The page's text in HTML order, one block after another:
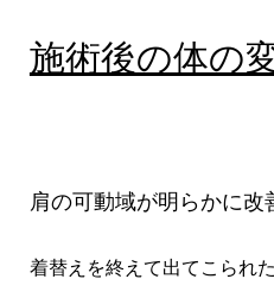
施術後の体の
肩の可動域が明らかに改
着替えを終えて出てこられ